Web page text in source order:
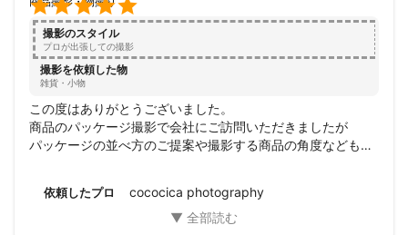

撮影のスタイル
プロが出張しての撮影
撮影を依頼した物
雑貨・小物
この度はありがとうございました。
商品のパッケージ撮影で会社にご訪問いただきましたが
パッケージの並べ方のご提案や撮影する商品の角度などもそ
用を予定しております。
今後も弊社の撮影をおこなう場面があればぜひ依頼したいで
依頼したプロ cococica photography